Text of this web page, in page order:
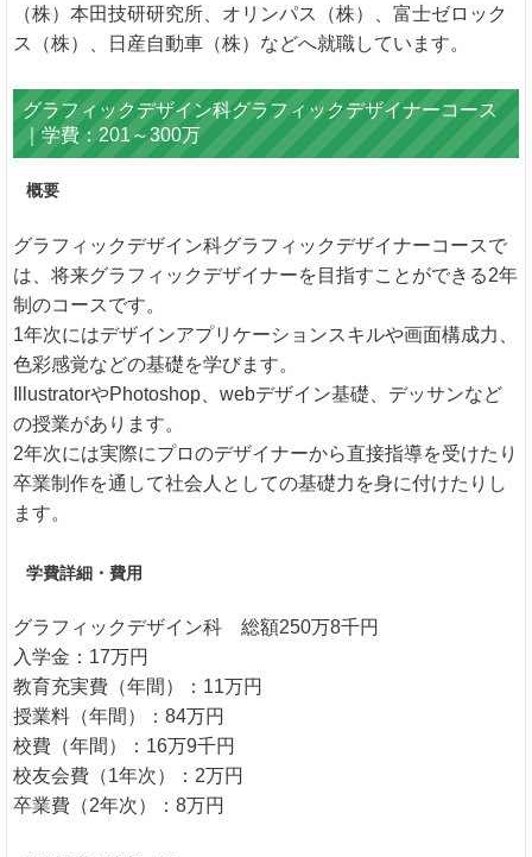
（株）本田技研研究所、オリンパス（株）、富士ゼロック
ス（株）、日産自動車（株）などへ就職しています。
グラフィックデザイン科グラフィックデザイナーコース
｜学費：201～300万
概要
グラフィックデザイン科グラフィックデザイナーコースで
は、将来グラフィックデザイナーを目指すことができる2年
制のコースです。
1年次にはデザインアプリケーションスキルや画面構成力、
色彩感覚などの基礎を学びます。
IllustratorやPhotoshop、webデザイン基礎、デッサンなど
の授業があります。
2年次には実際にプロのデザイナーから直接指導を受けたり
卒業制作を通して社会人としての基礎力を身に付けたりし
ます。
学費詳細・費用
グラフィックデザイン科 総額250万8千円
入学金：17万円
教育充実費（年間）：11万円
授業料（年間）：84万円
校費（年間）：16万9千円
校友会費（1年次）：2万円
卒業費（2年次）：8万円